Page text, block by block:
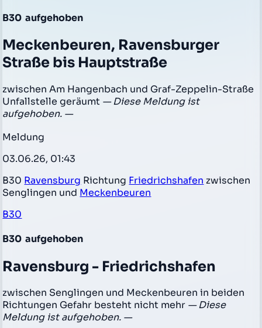
B30 aufgehoben
Meckenbeuren, Ravensburger
Straße bis Hauptstraße
zwischen Am Hangenbach und Graf-Zeppelin-Straße
Unfallstelle geräumt — Diese Meldung ist
aufgehoben. —
Meldung
03.06.26, 01:43
B30 Ravensburg Richtung Friedrichshafen zwischen
Senglingen und Meckenbeuren
B30
B30 aufgehoben
Ravensburg - Friedrichshafen
zwischen Senglingen und Meckenbeuren in beiden
Richtungen Gefahr besteht nicht mehr — Diese
Meldung ist aufgehoben. —